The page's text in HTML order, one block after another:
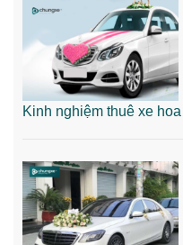
Kinh nghiệm thuê xe